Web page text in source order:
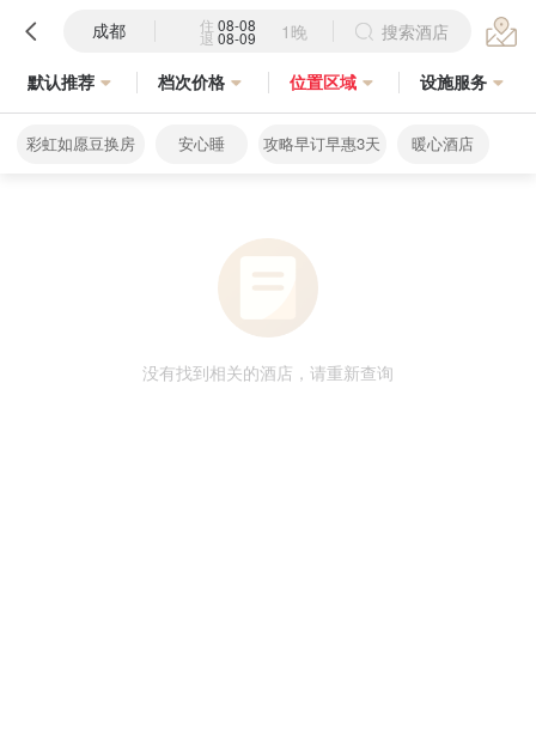
成都 住 08-08
退 08-09 1晚 搜索酒店
默认推荐 档次价格 位置区域 设施服务
彩虹如愿豆换房 安心睡 攻略早订早惠3天 暖心酒店
没有找到相关的酒店，请重新查询